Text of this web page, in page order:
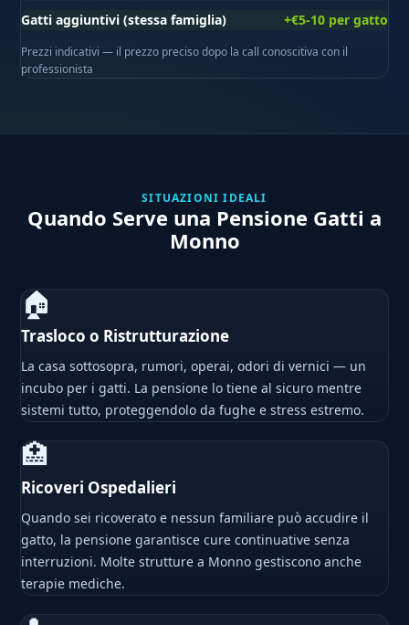
Gatti aggiuntivi (stessa famiglia)
+€5-10 per gatto
Prezzi indicativi — il prezzo preciso dopo la call conoscitiva con il
professionista
SITUAZIONI IDEALI
Quando Serve una Pensione Gatti a
Monno
🏠
Trasloco o Ristrutturazione
La casa sottosopra, rumori, operai, odori di vernici — un
incubo per i gatti. La pensione lo tiene al sicuro mentre
sistemi tutto, proteggendolo da fughe e stress estremo.
🏥
Ricoveri Ospedalieri
Quando sei ricoverato e nessun familiare può accudire il
gatto, la pensione garantisce cure continuative senza
interruzioni. Molte strutture a Monno gestiscono anche
terapie mediche.